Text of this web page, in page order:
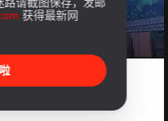
获得最新网